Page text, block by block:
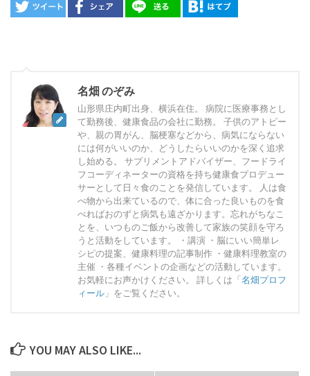
名畑 のぞみ
山形県庄内町出身、横浜在住。 病院に医療事務とし
て勤務後、健康食品の会社に勤務。 子供のアトピー
や、親の胃がん、脳梗塞などから、病気にならない
には何がいいのか、どうしたらいいのかを深く追求
し始める。 サプリメントアドバイザー、フードライ
フコーディネーターの資格を持ち健康食プロデュー
サーとして日々食のことを発信しています。 人は食
べ物から出来ているので、体に合った良いものを食
べればおのずと病気も遠ざかります。忘れがちなこ
とを、いつものご飯から改善して家族の笑顔を守ろ
うと活動をしています。 ・講演 ・脳にいい簡単レ
シピの提案、健康料理の記事制作 ・健康料理教室の
主催 ・各種イベントの企画などの活動しています。
お気軽にお声かけください。 詳しくは「名畑プロフ
ィール 」をご覧ください。
YOU MAY ALSO LIKE...